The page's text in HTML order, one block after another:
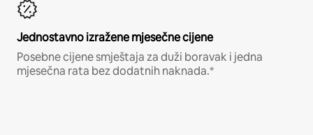
Jednostavno izražene mjesečne cijene
Posebne cijene smještaja za duži boravak i jedna
mjesečna rata bez dodatnih naknada.*